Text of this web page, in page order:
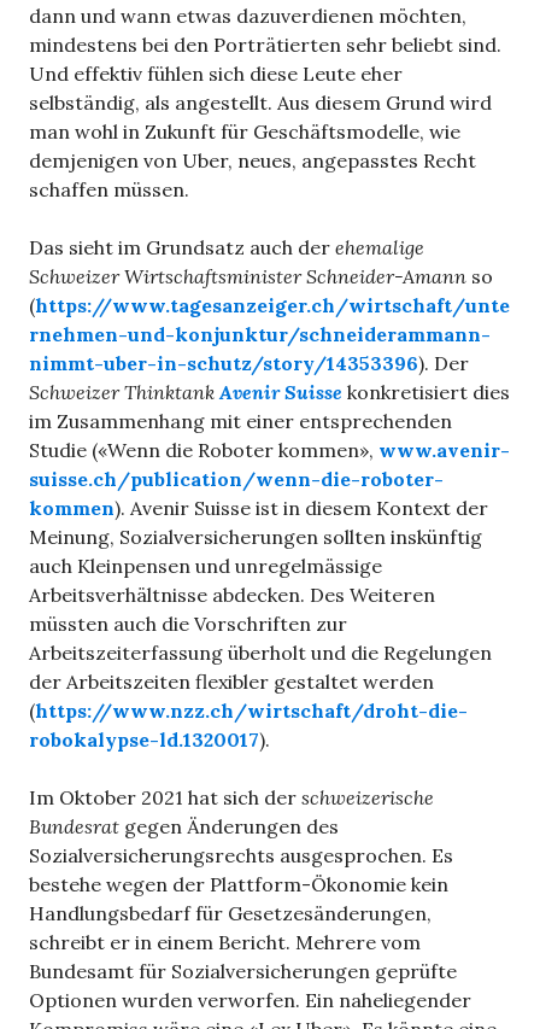
dann und wann etwas dazuverdienen möchten,
mindestens bei den Porträtierten sehr beliebt sind.
Und effektiv fühlen sich diese Leute eher
selbständig, als angestellt. Aus diesem Grund wird
man wohl in Zukunft für Geschäftsmodelle, wie
demjenigen von Uber, neues, angepasstes Recht
schaffen müssen.
Das sieht im Grundsatz auch der ehemalige
Schweizer Wirtschaftsminister Schneider-Amann so
(https://www.tagesanzeiger.ch/wirtschaft/unte
rnehmen-und-konjunktur/schneiderammann-
nimmt-uber-in-schutz/story/14353396). Der
Schweizer ThinktankAvenir Suisse konkretisiert dies
im Zusammenhang mit einer entsprechenden
Studie («Wenn die Roboter kommen», www.avenir-
suisse.ch/publication/wenn-die-roboter-
kommen). Avenir Suisse ist in diesem Kontext der
Meinung, Sozialversicherungen sollten inskünftig
auch Kleinpensen und unregelmässige
Arbeitsverhältnisse abdecken. Des Weiteren
müssten auch die Vorschriften zur
Arbeitszeiterfassung überholt und die Regelungen
der Arbeitszeiten flexibler gestaltet werden
(https://www.nzz.ch/wirtschaft/droht-die-
robokalypse-ld.1320017).
Im Oktober 2021 hat sich der schweizerische
Bundesrat gegen Änderungen des
Sozialversicherungsrechts ausgesprochen. Es
bestehe wegen der Plattform-Ökonomie kein
Handlungsbedarf für Gesetzesänderungen,
schreibt er in einem Bericht. Mehrere vom
Bundesamt für Sozialversicherungen geprüfte
Optionen wurden verworfen. Ein naheliegender